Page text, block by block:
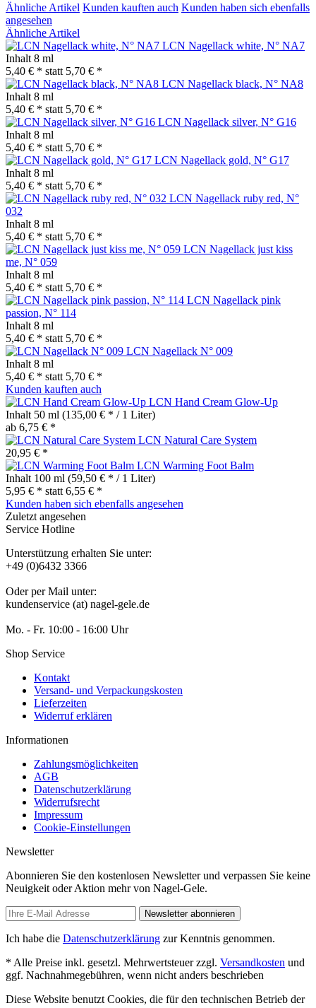
Ähnliche Artikel Kunden kauften auch Kunden haben sich ebenfalls
angesehen
Ähnliche Artikel
LCN Nagellack white, N° NA7
Inhalt 8 ml
5,40 € * statt 5,70 € *
LCN Nagellack black, N° NA8
Inhalt 8 ml
5,40 € * statt 5,70 € *
LCN Nagellack silver, N° G16
Inhalt 8 ml
5,40 € * statt 5,70 € *
LCN Nagellack gold, N° G17
Inhalt 8 ml
5,40 € * statt 5,70 € *
LCN Nagellack ruby red, N°
032
Inhalt 8 ml
5,40 € * statt 5,70 € *
LCN Nagellack just kiss
me, N° 059
Inhalt 8 ml
5,40 € * statt 5,70 € *
LCN Nagellack pink
passion, N° 114
Inhalt 8 ml
5,40 € * statt 5,70 € *
LCN Nagellack N° 009
Inhalt 8 ml
5,40 € * statt 5,70 € *
Kunden kauften auch
LCN Hand Cream Glow-Up
Inhalt 50 ml (135,00 € * / 1 Liter)
ab 6,75 € *
LCN Natural Care System
20,95 € *
LCN Warming Foot Balm
Inhalt 100 ml (59,50 € * / 1 Liter)
5,95 € * statt 6,55 € *
Kunden haben sich ebenfalls angesehen
Zuletzt angesehen
Service Hotline
Unterstützung erhalten Sie unter:
+49 (0)6432 3366
Oder per Mail unter:
kundenservice (at) nagel-gele.de
Mo. - Fr. 10:00 - 16:00 Uhr
Shop Service
Kontakt
Versand- und Verpackungskosten
Lieferzeiten
Widerruf erklären
Informationen
Zahlungsmöglichkeiten
AGB
Datenschutzerklärung
Widerrufsrecht
Impressum
Cookie-Einstellungen
Newsletter
Abonnieren Sie den kostenlosen Newsletter und verpassen Sie keine
Neuigkeit oder Aktion mehr von Nagel-Gele.
Newsletter abonnieren
Ich habe die Datenschutzerklärung zur Kenntnis genommen.
* Alle Preise inkl. gesetzl. Mehrwertsteuer zzgl. Versandkosten und
ggf. Nachnahmegebühren, wenn nicht anders beschrieben
Diese Website benutzt Cookies, die für den technischen Betrieb der